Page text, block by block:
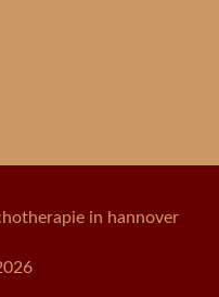
in hannover